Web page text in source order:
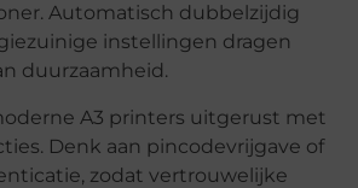
Automatisch dubbelzijdig
instellingen dragen
duurzaamheid.
A3 printers uitgerust met
Denk aan pincodevrijgave of
zodat vertrouwelijke